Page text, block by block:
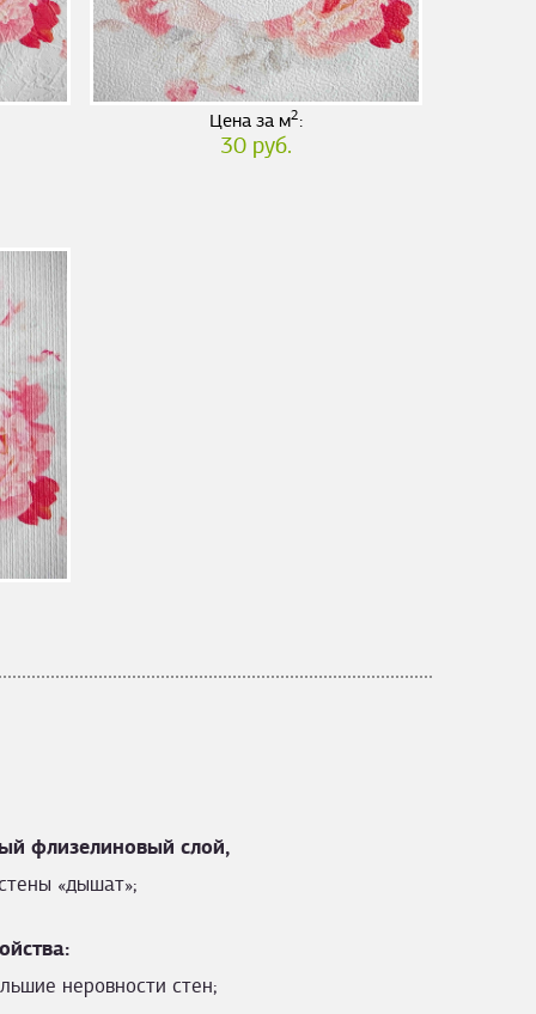
Цена за м2:
30 руб.
флизелиновый слой,
«дышат»;
неровности стен;